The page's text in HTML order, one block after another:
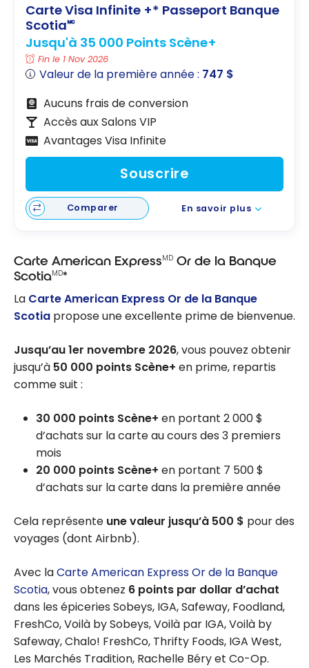
Carte Visa Infinite +* Passeport Banque
Scotia🅪
Jusqu'à 35 000 Points Scène+
Fin le 1 Nov 2026
Valeur de la première année : 747 $
Aucuns frais de conversion
Accès aux Salons VIP
Avantages Visa Infinite
Souscrire
Comparer En savoir plus
Carte American ExpressMD Or de la Banque
ScotiaMD*
La Carte American Express Or de la Banque
Scotia propose une excellente prime de bienvenue.
Jusqu’au 1er novembre 2026, vous pouvez obtenir
jusqu’à 50 000 points Scène+ en prime, repartis
comme suit :
30 000 points Scène+ en portant 2 000 $
d’achats sur la carte au cours des 3 premiers
mois
20 000 points Scène+ en portant 7 500 $
d’achats sur la carte dans la première année
Cela représente une valeur jusqu’à 500 $ pour des
voyages (dont Airbnb).
Avec laCarte American Express Or de la Banque
Scotia, vous obtenez 6 points par dollar d’achat
dans les épiceries Sobeys, IGA, Safeway, Foodland,
FreshCo, Voilà by Sobeys, Voilà par IGA, Voilà by
Safeway, Chalo! FreshCo, Thrifty Foods, IGA West,
Les Marchés Tradition, Rachelle Béry et Co-Op.